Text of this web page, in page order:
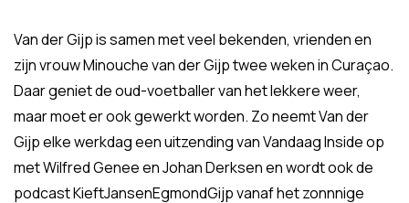
Van der Gijp is samen met veel bekenden, vrienden en
zijn vrouw Minouche van der Gijp twee weken in Curaçao.
Daar geniet de oud-voetballer van het lekkere weer,
maar moet er ook gewerkt worden. Zo neemt Van der
Gijp elke werkdag een uitzending van Vandaag Inside op
met Wilfred Genee en Johan Derksen en wordt ook de
podcast KieftJansenEgmondGijp vanaf het zonnnige